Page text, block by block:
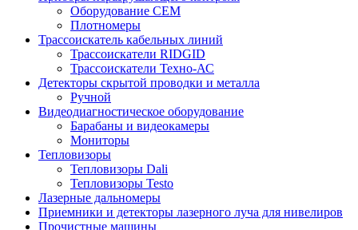
Оборудование CEM
Плотномеры
Трассоискатель кабельных линий
Трассоискатели RIDGID
Трассоискатели Техно-АС
Детекторы скрытой проводки и металла
Ручной
Видеодиагностическое оборудование
Барабаны и видеокамеры
Мониторы
Тепловизоры
Тепловизоры Dali
Тепловизоры Testo
Лазерные дальномеры
Приемники и детекторы лазерного луча для нивелиров
Прочистные машины